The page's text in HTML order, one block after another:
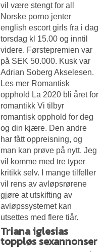
vil være stengt for all
Norske porno jenter
english escort girls fra i dag
torsdag kl 15.00 og inntil
videre. Førstepremien var
på SEK 50.000. Kusk var
Adrian Soberg Akselesen.
Les mer Romantisk
opphold La 2020 bli året for
romantikk Vi tilbyr
romantisk opphold for deg
og din kjære. Den andre
har fått oppreisning, og
man kan prøve på nytt. Jeg
vil komme med tre typer
kritikk selv. I mange tilfeller
vil rens av avløpsrørene
gjøre at utskifting av
avløpssystemet kan
utsettes med flere tiår.
Triana iglesias
toppløs sexannonser